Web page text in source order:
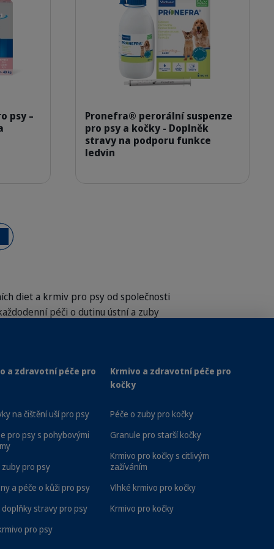
Duo_Dog-L-x4pip_face.png
psy –
Pronefra® perorální suspenze
pro psy a kočky - Doplněk
stravy na podporu funkce
ledvin
diet a krmiv pro psy od společnosti
péči o dutinu ústní a zuby
pes zůstal zdravý, šťastný a bez
Kč
a zdravotní péče pro
na čištění uší pro psy
pro psy s pohybovými
zuby pro psy
a péče o kůži pro psy
doplňky stravy pro psy
pro psy
Krmivo a zdravotní péče pro
kočky
Péče o zuby pro kočky
Granule pro starší kočky
Krmivo pro kočky s citlivým
zažíváním
Vlhké krmivo pro kočky
Krmivo pro kočky